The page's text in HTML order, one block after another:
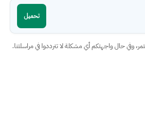
تحميل
وفي حال واجهتكم أي مشكلة لا تترددوا في مراسلتنا.